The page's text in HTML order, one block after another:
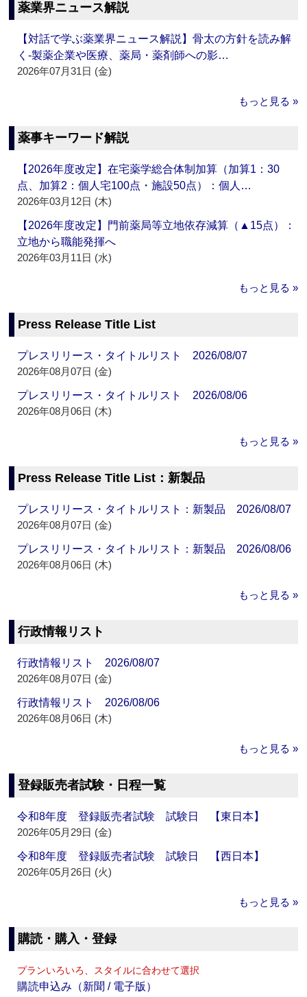
薬業界ニュース解説
【対話で学ぶ薬業界ニュース解説】骨太の方針を読み解
く‐製薬企業や医療、薬局・薬剤師への影…
2026年07月31日 (金)
もっと見る »
薬事キーワード解説
【2026年度改定】在宅薬学総合体制加算（加算1：30
点、加算2：個人宅100点・施設50点）：個人…
2026年03月12日 (木)
【2026年度改定】門前薬局等立地依存減算（▲15点）：
立地から職能発揮へ
2026年03月11日 (水)
もっと見る »
Press Release Title List
プレスリリース・タイトルリスト 2026/08/07
2026年08月07日 (金)
プレスリリース・タイトルリスト 2026/08/06
2026年08月06日 (木)
もっと見る »
Press Release Title List：新製品
プレスリリース・タイトルリスト：新製品 2026/08/07
2026年08月07日 (金)
プレスリリース・タイトルリスト：新製品 2026/08/06
2026年08月06日 (木)
もっと見る »
行政情報リスト
行政情報リスト 2026/08/07
2026年08月07日 (金)
行政情報リスト 2026/08/06
2026年08月06日 (木)
もっと見る »
登録販売者試験・日程一覧
令和8年度 登録販売者試験 試験日 【東日本】
2026年05月29日 (金)
令和8年度 登録販売者試験 試験日 【西日本】
2026年05月26日 (火)
もっと見る »
購読・購入・登録
プランいろいろ、スタイルに合わせて選択
購読申込み（新聞 / 電子版）